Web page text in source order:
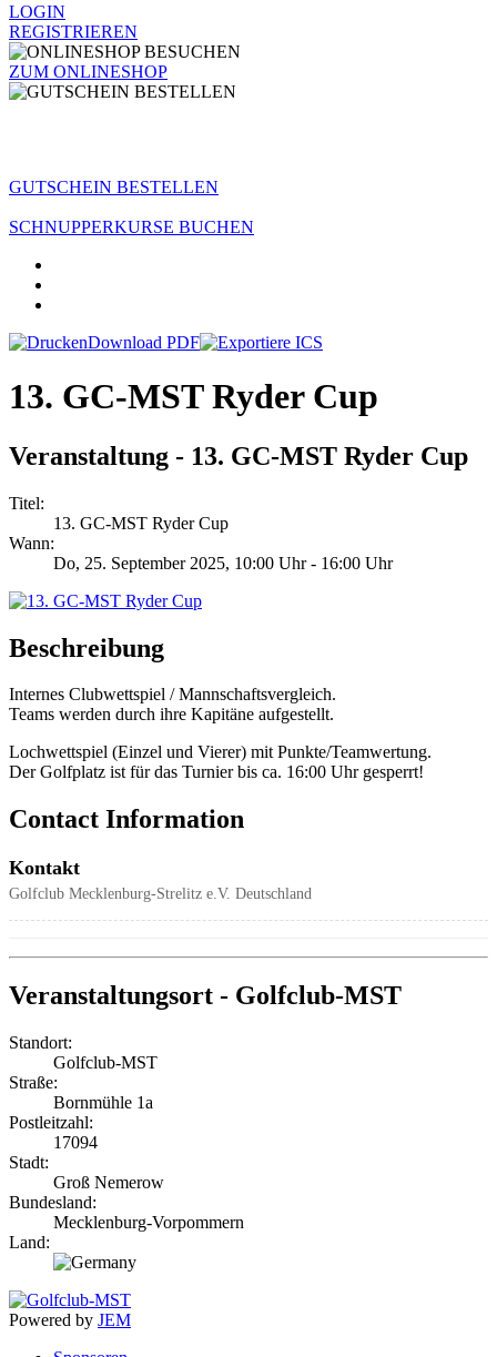
LOGIN
REGISTRIEREN
ZUM ONLINESHOP
GUTSCHEIN BESTELLEN
SCHNUPPERKURSE BUCHEN
Download PDF
13. GC-MST Ryder Cup
Veranstaltung - 13. GC-MST Ryder Cup
Titel:
13. GC-MST Ryder Cup
Wann:
Do, 25. September 2025, 10:00 Uhr- 16:00 Uhr
Beschreibung
Internes Clubwettspiel / Mannschaftsvergleich.
Teams werden durch ihre Kapitäne aufgestellt.
Lochwettspiel (Einzel und Vierer) mit Punkte/Teamwertung.
Der Golfplatz ist für das Turnier bis ca. 16:00 Uhr gesperrt!
Contact Information
Kontakt
Golfclub Mecklenburg-Strelitz e.V. Deutschland
Veranstaltungsort - Golfclub-MST
Standort:
Golfclub-MST
Straße:
Bornmühle 1a
Postleitzahl:
17094
Stadt:
Groß Nemerow
Bundesland:
Mecklenburg-Vorpommern
Land:
Powered by JEM